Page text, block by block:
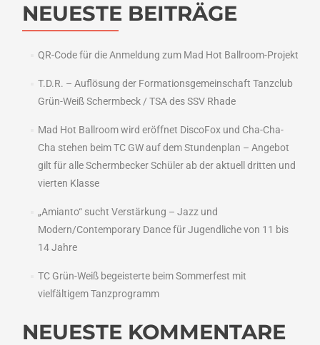
NEUESTE BEITRÄGE
QR-Code für die Anmeldung zum Mad Hot Ballroom-Projekt
T.D.R. – Auflösung der Formationsgemeinschaft Tanzclub
Grün-Weiß Schermbeck / TSA des SSV Rhade
Mad Hot Ballroom wird eröffnet DiscoFox und Cha-Cha-
Cha stehen beim TC GW auf dem Stundenplan – Angebot
gilt für alle Schermbecker Schüler ab der aktuell dritten und
vierten Klasse
„Amianto“ sucht Verstärkung – Jazz und
Modern/Contemporary Dance für Jugendliche von 11 bis
14 Jahre
TC Grün-Weiß begeisterte beim Sommerfest mit
vielfältigem Tanzprogramm
NEUESTE KOMMENTARE